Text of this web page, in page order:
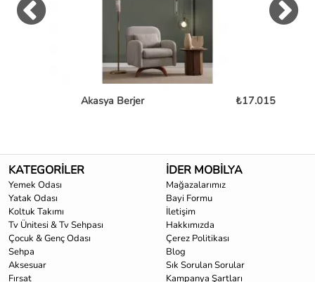
Akasya Berjer ₺17.015
KATEGORİLER
Yemek Odası
Yatak Odası
Koltuk Takımı
Tv Ünitesi & Tv Sehpası
Çocuk & Genç Odası
Sehpa
Aksesuar
Fırsat
İDER MOBİLYA
Mağazalarımız
Bayi Formu
İletişim
Hakkımızda
Çerez Politikası
Blog
Sık Sorulan Sorular
Kampanya Şartları